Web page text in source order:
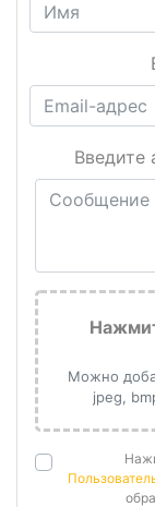
Введите
Можно
jpeg,